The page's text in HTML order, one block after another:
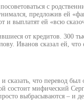
с
предложив ей
и выплатят ей «всю
от кредитов. 300
Иванов сказал ей, что
сказать, что перевод
состоит мифический
выбрасываются – и